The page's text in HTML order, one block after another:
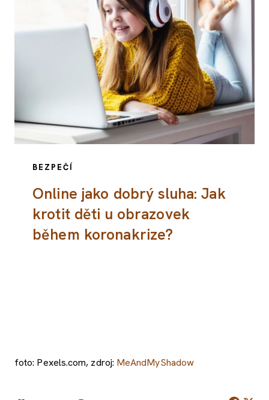
BEZPEČÍ
Online jako dobrý sluha: Jak
krotit děti u obrazovek
během koronakrize?
foto: Pexels.com, zdroj: MeAndMyShadow